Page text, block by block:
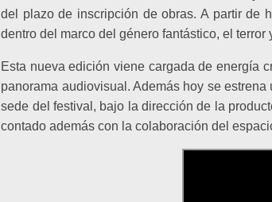
del plazo de inscripción de obras. A partir de
dentro del marco del género fantástico, el terror
Esta nueva edición viene cargada de energía
panorama audiovisual. Además hoy se
sede del festival, bajo la dirección de la
contado además con la colaboración del